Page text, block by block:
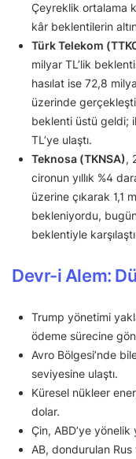
Çeyreklik ortalama
kâr beklentilerin
Türk Telekom
milyar TL’lik
hasılat ise 72,8
üzerinde
beklenti üstü geldi;
TL’ye ulaştı.
Teknosa (TKNSA),
cironun yıllık %4
üzerine çıkarak 1,1
bekleniyordu,
beklentiyle
Devr-i Alem:
Trump yönetimi
ödeme sürecine
Avro Bölgesi’nde
seviyesine ulaştı.
Küresel nükleer
dolar.
Çin, ABD’ye yönelik
AB, dondurulan Rus